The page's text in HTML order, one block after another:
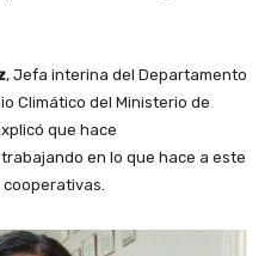
, Jefa interina del Departamento
Climático del Ministerio de
que hace
en lo que hace a este